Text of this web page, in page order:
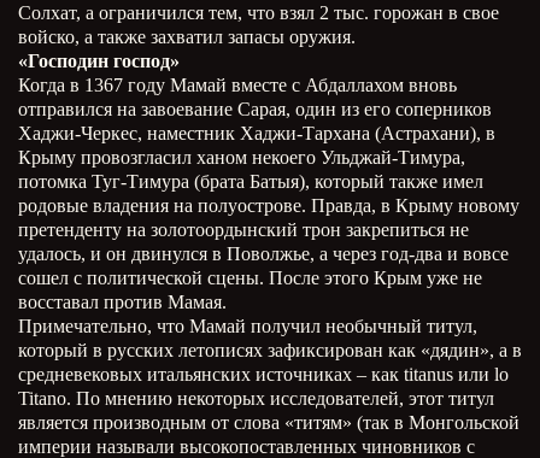
Солхат, а ограничился тем, что взял 2 тыс. горожан в свое
войско, а также захватил запасы оружия.
«Господин господ»
Когда в 1367 году Мамай вместе с Абдаллахом вновь
отправился на завоевание Сарая, один из его соперников
Хаджи-Черкес, наместник Хаджи-Тархана (Астрахани), в
Крыму провозгласил ханом некоего Ульджай-Тимура,
потомка Туг-Тимура (брата Батыя), который также имел
родовые владения на полуострове. Правда, в Крыму новому
претенденту на золотоордынский трон закрепиться не
удалось, и он двинулся в Поволжье, а через год-два и вовсе
сошел с политической сцены. После этого Крым уже не
восставал против Мамая.
Примечательно, что Мамай получил необычный титул,
который в русских летописях зафиксирован как «дядин», а в
средневековых итальянских источниках – как titanus или lo
Titano. По мнению некоторых исследователей, этот титул
является производным от слова «титям» (так в Монгольской
империи называли высокопоставленных чиновников с